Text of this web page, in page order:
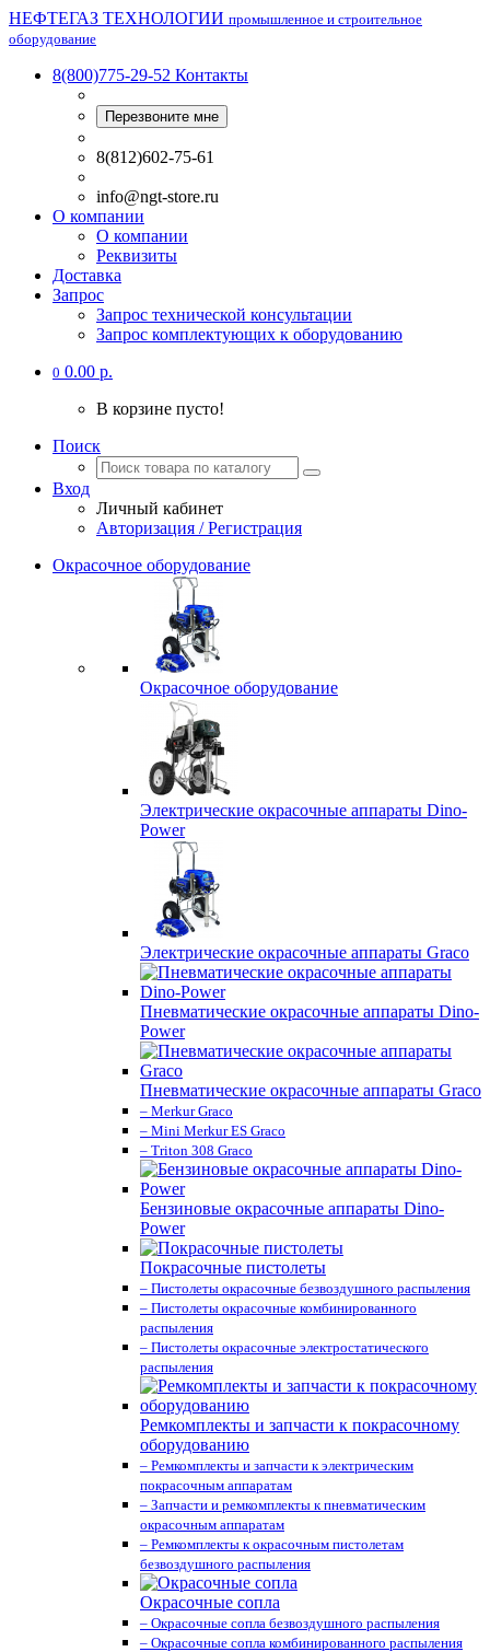
НЕФТЕГАЗ ТЕХНОЛОГИИ промышленное и строительное
оборудование
8(800)775-29-52 Контакты
Перезвоните мне
8(812)602-75-61
info@ngt-store.ru
О компании
О компании
Реквизиты
Доставка
Запрос
Запрос технической консультации
Запрос комплектующих к оборудованию
0 0.00 р.
В корзине пусто!
Поиск
Вход
Личный кабинет
Авторизация / Регистрация
Окрасочное оборудование
Окрасочное оборудование
Электрические окрасочные аппараты Dino-
Power
Электрические окрасочные аппараты Graco
Пневматические окрасочные аппараты Dino-
Power
Пневматические окрасочные аппараты Graco
– Merkur Graco
– Mini Merkur ES Graco
– Triton 308 Graco
Бензиновые окрасочные аппараты Dino-
Power
Покрасочные пистолеты
– Пистолеты окрасочные безвоздушного распыления
– Пистолеты окрасочные комбинированного
распыления
– Пистолеты окрасочные электростатического
распыления
Ремкомплекты и запчасти к покрасочному
оборудованию
– Ремкомплекты и запчасти к электрическим
покрасочным аппаратам
– Запчасти и ремкомплекты к пневматическим
окрасочным аппаратам
– Ремкомплекты к окрасочным пистолетам
безвоздушного распыления
Окрасочные сопла
– Окрасочные сопла безвоздушного распыления
– Окрасочные сопла комбинированного распыления